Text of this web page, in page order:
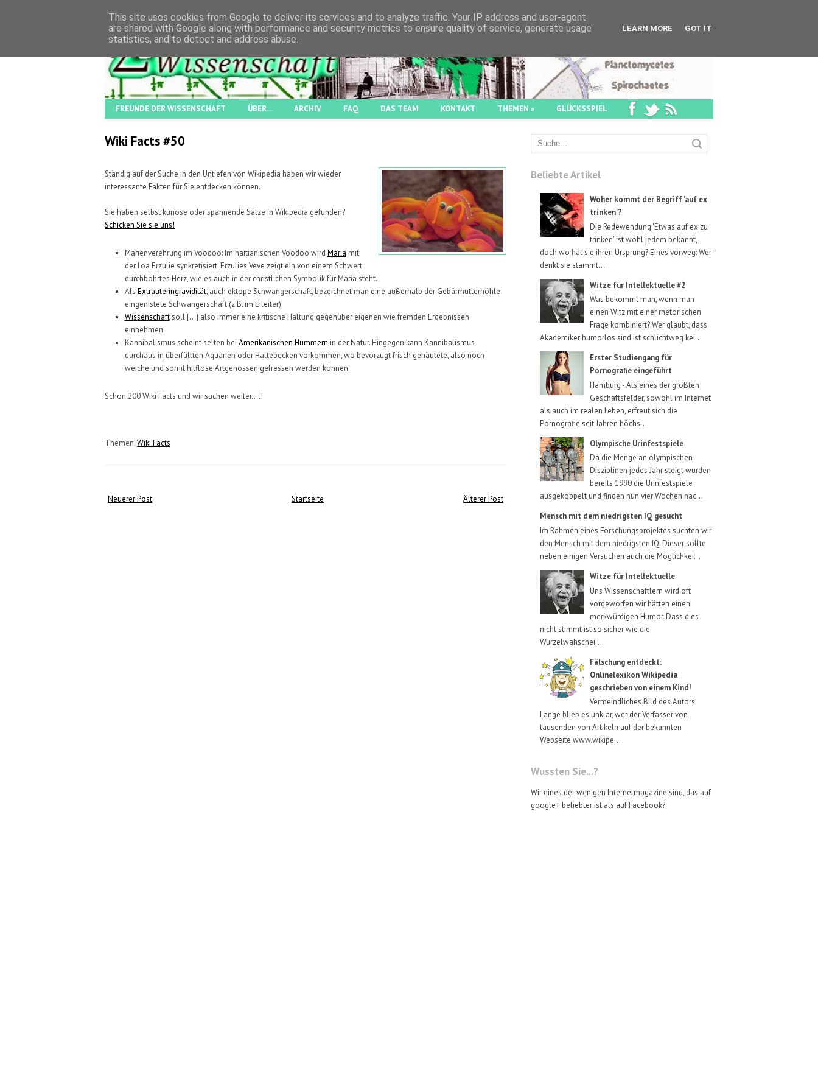
FREUNDE DER WISSENSCHAFT ÜBER... ARCHIV FAQ DAS TEAM KONTAKT THEMEN » GLÜCKSSPIEL
Wiki Facts #50
Ständig auf der Suche in den Untiefen von Wikipedia haben wir wieder
interessante Fakten für Sie entdecken können.
Sie haben selbst kuriose oder spannende Sätze in Wikipedia gefunden?
Schicken Sie sie uns!
Marienverehrung im Voodoo: Im haitianischen Voodoo wird Maria mit
der Loa Erzulie synkretisiert. Erzulies Veve zeigt ein von einem Schwert
durchbohrtes Herz, wie es auch in der christlichen Symbolik für Maria steht.
Als Extrauteringravidität, auch ektope Schwangerschaft, bezeichnet man eine außerhalb der Gebärmutterhöhle
eingenistete Schwangerschaft (z.B. im Eileiter).
Wissenschaftsoll [...] also immer eine kritische Haltung gegenüber eigenen wie fremden Ergebnissen
einnehmen.
Kannibalismus scheint selten bei Amerikanischen Hummern in der Natur. Hingegen kann Kannibalismus
durchaus in überfüllten Aquarien oder Haltebecken vorkommen, wo bevorzugt frisch gehäutete, also noch
weiche und somit hilflose Artgenossen gefressen werden können.
Schon 200 Wiki Facts und wir suchen weiter....!
Themen:Wiki Facts
Neuerer Post Älterer Post
Startseite
Beliebte Artikel
Woher kommt der Begriff 'auf ex
trinken'?
Die Redewendung 'Etwas auf ex zu
trinken' ist wohl jedem bekannt,
doch wo hat sie ihren Ursprung? Eines vorweg: Wer
denkt sie stammt...
Witze für Intellektuelle #2
Was bekommt man, wenn man
einen Witz mit einer rhetorischen
Frage kombiniert? Wer glaubt, dass
Akademiker humorlos sind ist schlichtweg kei...
Erster Studiengang für
Pornografie eingeführt
Hamburg - Als eines der größten
Geschäftsfelder, sowohl im Internet
als auch im realen Leben, erfreut sich die
Pornografie seit Jahren höchs...
Olympische Urinfestspiele
Da die Menge an olympischen
Disziplinen jedes Jahr steigt wurden
bereits 1990 die Urinfestspiele
ausgekoppelt und finden nun vier Wochen nac...
Mensch mit dem niedrigsten IQ gesucht
Im Rahmen eines Forschungsprojektes suchten wir
den Mensch mit dem niedrigsten IQ. Dieser sollte
neben einigen Versuchen auch die Möglichkei...
Witze für Intellektuelle
Uns Wissenschaftlern wird oft
vorgeworfen wir hätten einen
merkwürdigen Humor. Dass dies
nicht stimmt ist so sicher wie die
Wurzelwahschei...
Fälschung entdeckt:
Onlinelexikon Wikipedia
geschrieben von einem Kind!
Vermeindliches Bild des Autors
Lange blieb es unklar, wer der Verfasser von
tausenden von Artikeln auf der bekannten
Webseite www.wikipe...
Wussten Sie...?
Wir eines der wenigen Internetmagazine sind, das auf
google+ beliebter ist als auf Facebook?.
This site uses cookies from Google to deliver its services and to analyze traffic. Your IP address and user-agent
are shared with Google along with performance and security metrics to ensure quality of service, generate usage
statistics, and to detect and address abuse.
LEARN MORE GOT IT